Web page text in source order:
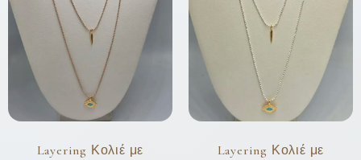
Layering Κολιέ με
Layering Κολιέ με